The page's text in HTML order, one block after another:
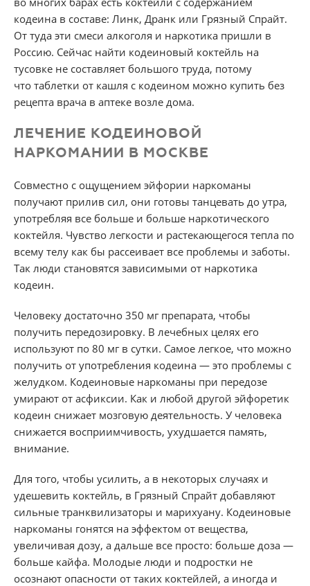
кодеина в составе: Линк, Дранк или Грязный Спрайт.
От туда эти смеси алкоголя и наркотика пришли в
Россию. Сейчас найти кодеиновый коктейль на
тусовке не составляет большого труда, потому
что таблетки от кашля с кодеином можно купить без
рецепта врача в аптеке возле дома.
ЛЕЧЕНИЕ КОДЕИНОВОЙ
НАРКОМАНИИ В МОСКВЕ
Совместно с ощущением эйфории наркоманы
получают прилив сил, они готовы танцевать до утра,
употребляя все больше и больше наркотического
коктейля. Чувство легкости и растекающегося тепла по
всему телу как бы рассеивает все проблемы и заботы.
Так люди становятся зависимыми от наркотика
кодеин.
Человеку достаточно 350 мг препарата, чтобы
получить передозировку. В лечебных целях его
используют по 80 мг в сутки. Самое легкое, что можно
получить от употребления кодеина — это проблемы с
желудком. Кодеиновые наркоманы при передозе
умирают от асфиксии. Как и любой другой эйфоретик
кодеин снижает мозговую деятельность. У человека
снижается восприимчивость, ухудшается память,
внимание.
Для того, чтобы усилить, а в некоторых случаях и
удешевить коктейль, в Грязный Спрайт добавляют
сильные транквилизаторы и марихуану. Кодеиновые
наркоманы гонятся на эффектом от вещества,
увеличивая дозу, а дальше все просто: больше доза —
больше кайфа. Молодые люди и подростки не
осознают опасности от таких коктейлей, а иногда и